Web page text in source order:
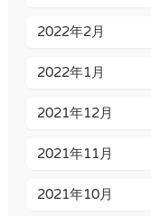
2022年2月
2022年1月
2021年12月
2021年11月
2021年10月